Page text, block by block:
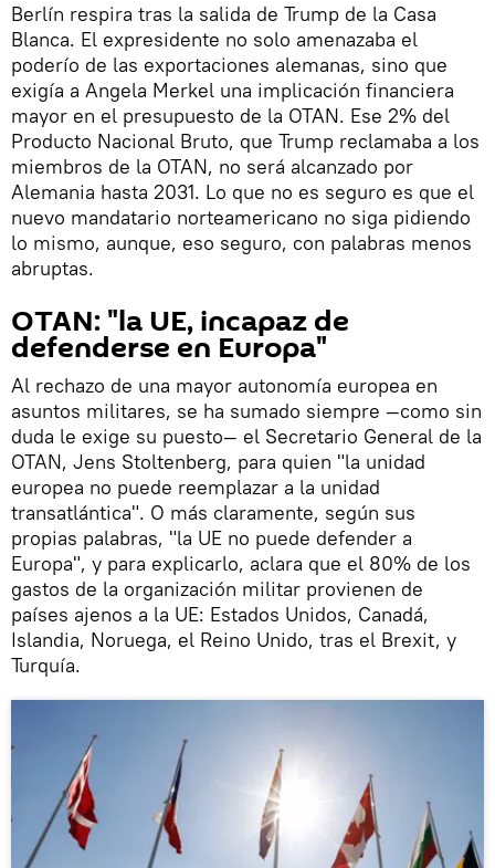
Berlín respira tras la salida de Trump de la Casa
Blanca. El expresidente no solo amenazaba el
poderío de las exportaciones alemanas, sino que
exigía a Angela Merkel una implicación financiera
mayor en el presupuesto de la OTAN. Ese 2% del
Producto Nacional Bruto, que Trump reclamaba a los
miembros de la OTAN, no será alcanzado por
Alemania hasta 2031. Lo que no es seguro es que el
nuevo mandatario norteamericano no siga pidiendo
lo mismo, aunque, eso seguro, con palabras menos
abruptas.
OTAN: "la UE, incapaz de
defenderse en Europa"
Al rechazo de una mayor autonomía europea en
asuntos militares, se ha sumado siempre —como sin
duda le exige su puesto— el Secretario General de la
OTAN, Jens Stoltenberg, para quien "la unidad
europea no puede reemplazar a la unidad
transatlántica". O más claramente, según sus
propias palabras, "la UE no puede defender a
Europa", y para explicarlo, aclara que el 80% de los
gastos de la organización militar provienen de
países ajenos a la UE: Estados Unidos, Canadá,
Islandia, Noruega, el Reino Unido, tras el Brexit, y
Turquía.